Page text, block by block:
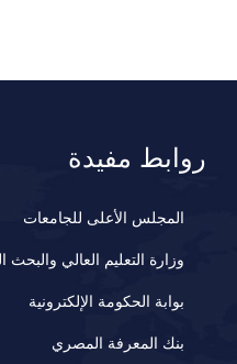
روابط مفيدة
المجلس الأعلى للجامعات
وزارة التعليم العالي والبحث
بوابة الحكومة الإلكترونية
بنك المعرفة المصري